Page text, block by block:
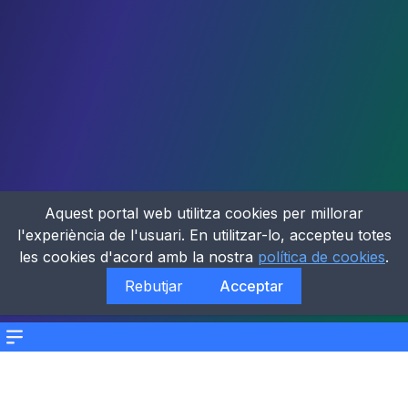
Menu
Aquest portal web utilitza cookies per millorar
l'experiència de l'usuari. En utilitzar-lo, accepteu totes
les cookies d'acord amb la nostra política de cookies.
Rebutjar
Acceptar